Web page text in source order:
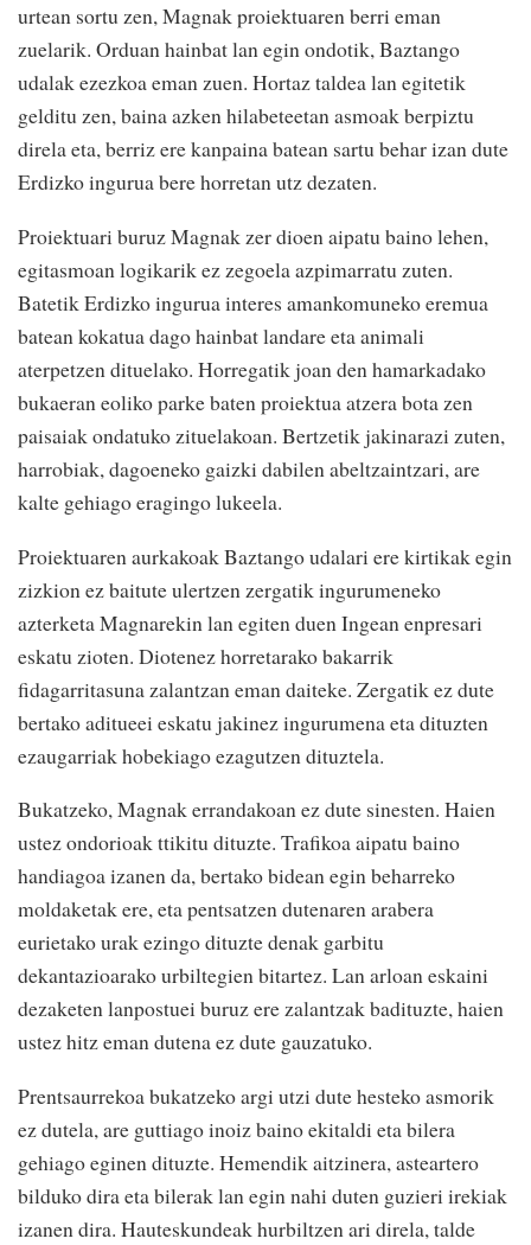
urtean sortu zen, Magnak proiektuaren berri eman
zuelarik. Orduan hainbat lan egin ondotik, Baztango
udalak ezezkoa eman zuen. Hortaz taldea lan egitetik
gelditu zen, baina azken hilabeteetan asmoak berpiztu
direla eta, berriz ere kanpaina batean sartu behar izan dute
Erdizko ingurua bere horretan utz dezaten.
Proiektuari buruz Magnak zer dioen aipatu baino lehen,
egitasmoan logikarik ez zegoela azpimarratu zuten.
Batetik Erdizko ingurua interes amankomuneko eremua
batean kokatua dago hainbat landare eta animali
aterpetzen dituelako. Horregatik joan den hamarkadako
bukaeran eoliko parke baten proiektua atzera bota zen
paisaiak ondatuko zituelakoan. Bertzetik jakinarazi zuten,
harrobiak, dagoeneko gaizki dabilen abeltzaintzari, are
kalte gehiago eragingo lukeela.
Proiektuaren aurkakoak Baztango udalari ere kirtikak egin
zizkion ez baitute ulertzen zergatik ingurumeneko
azterketa Magnarekin lan egiten duen Ingean enpresari
eskatu zioten. Diotenez horretarako bakarrik
fidagarritasuna zalantzan eman daiteke. Zergatik ez dute
bertako aditueei eskatu jakinez ingurumena eta dituzten
ezaugarriak hobekiago ezagutzen dituztela.
Bukatzeko, Magnak errandakoan ez dute sinesten. Haien
ustez ondorioak ttikitu dituzte. Trafikoa aipatu baino
handiagoa izanen da, bertako bidean egin beharreko
moldaketak ere, eta pentsatzen dutenaren arabera
eurietako urak ezingo dituzte denak garbitu
dekantazioarako urbiltegien bitartez. Lan arloan eskaini
dezaketen lanpostuei buruz ere zalantzak badituzte, haien
ustez hitz eman dutena ez dute gauzatuko.
Prentsaurrekoa bukatzeko argi utzi dute hesteko asmorik
ez dutela, are guttiago inoiz baino ekitaldi eta bilera
gehiago eginen dituzte. Hemendik aitzinera, asteartero
bilduko dira eta bilerak lan egin nahi duten guzieri irekiak
izanen dira. Hauteskundeak hurbiltzen ari direla, talde